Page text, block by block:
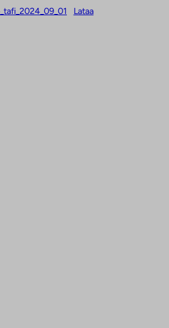
Lataa